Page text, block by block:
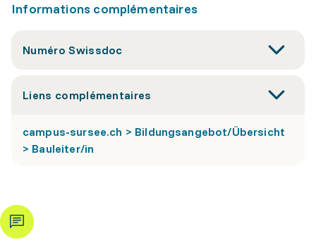
Informations complémentaires
Numéro Swissdoc
Liens complémentaires
campus-sursee.ch > Bildungsangebot/Übersicht
> Bauleiter/in